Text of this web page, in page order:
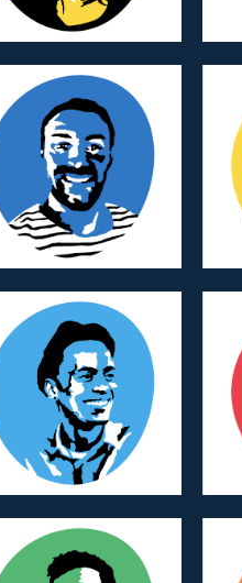
David KAUFFER
Membre d’Honneur
Team Program
O’Neal MAOUKOLA
Membre d’Honneur
Team Program
Thibaud GUINET